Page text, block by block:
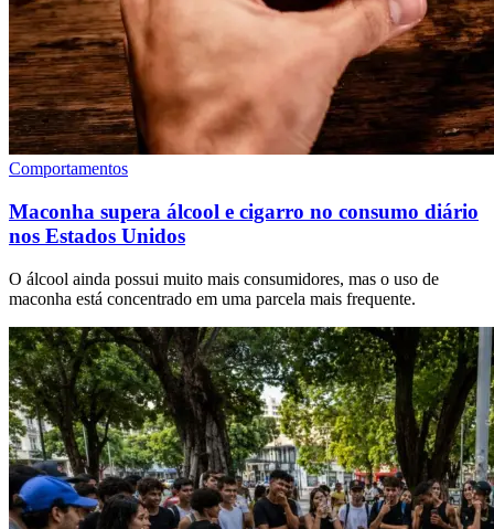
Comportamentos
Maconha supera álcool e cigarro no consumo diário
nos Estados Unidos
O álcool ainda possui muito mais consumidores, mas o uso de
maconha está concentrado em uma parcela mais frequente.